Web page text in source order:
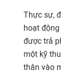
Thực sự,
hoạt
được trả
một kỹ
thân vào